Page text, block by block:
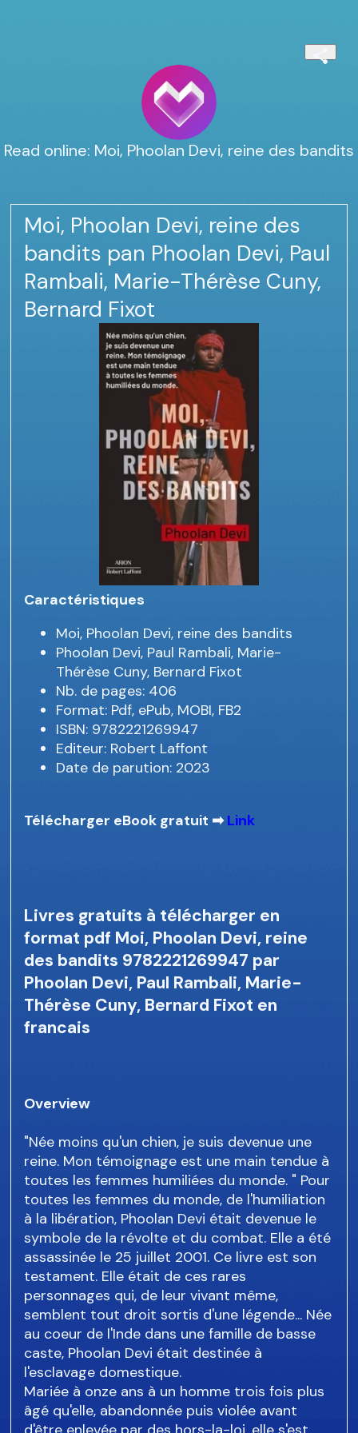
Read online: Moi, Phoolan Devi, reine des bandits
Moi, Phoolan Devi, reine des
bandits pan Phoolan Devi, Paul
Rambali, Marie-Thérèse Cuny,
Bernard Fixot
Caractéristiques
Moi, Phoolan Devi, reine des bandits
Phoolan Devi, Paul Rambali, Marie-
Thérèse Cuny, Bernard Fixot
Nb. de pages: 406
Format: Pdf, ePub, MOBI, FB2
ISBN: 9782221269947
Editeur: Robert Laffont
Date de parution: 2023
Télécharger eBook gratuit ➡Link
Livres gratuits à télécharger en
format pdf Moi, Phoolan Devi, reine
des bandits 9782221269947 par
Phoolan Devi, Paul Rambali, Marie-
Thérèse Cuny, Bernard Fixot en
francais
Overview
"Née moins qu'un chien, je suis devenue une
reine. Mon témoignage est une main tendue à
toutes les femmes humiliées du monde. " Pour
toutes les femmes du monde, de l'humiliation
à la libération, Phoolan Devi était devenue le
symbole de la révolte et du combat. Elle a été
assassinée le 25 juillet 2001. Ce livre est son
testament. Elle était de ces rares
personnages qui, de leur vivant même,
semblent tout droit sortis d'une légende... Née
au coeur de l'Inde dans une famille de basse
caste, Phoolan Devi était destinée à
l'esclavage domestique.
Mariée à onze ans à un homme trois fois plus
âgé qu'elle, abandonnée puis violée avant